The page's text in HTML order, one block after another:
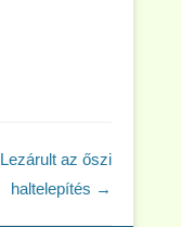
Lezárult az őszi
haltelepítés →